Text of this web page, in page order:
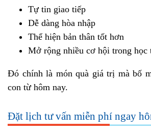
Tự tin giao tiếp
Dễ dàng hòa nhập
Thể hiện bản thân tốt hơn
Mở rộng nhiều cơ hội trong học
Đó chính là món quà giá trị mà bố
con từ hôm nay.
Đặt lịch tư vấn miễn phí ngay